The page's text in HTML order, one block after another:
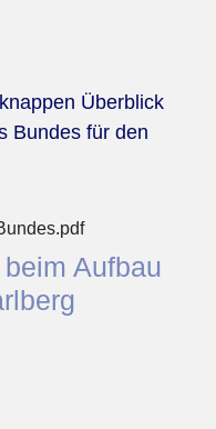
Überblick
Bundes für den
Aufbau